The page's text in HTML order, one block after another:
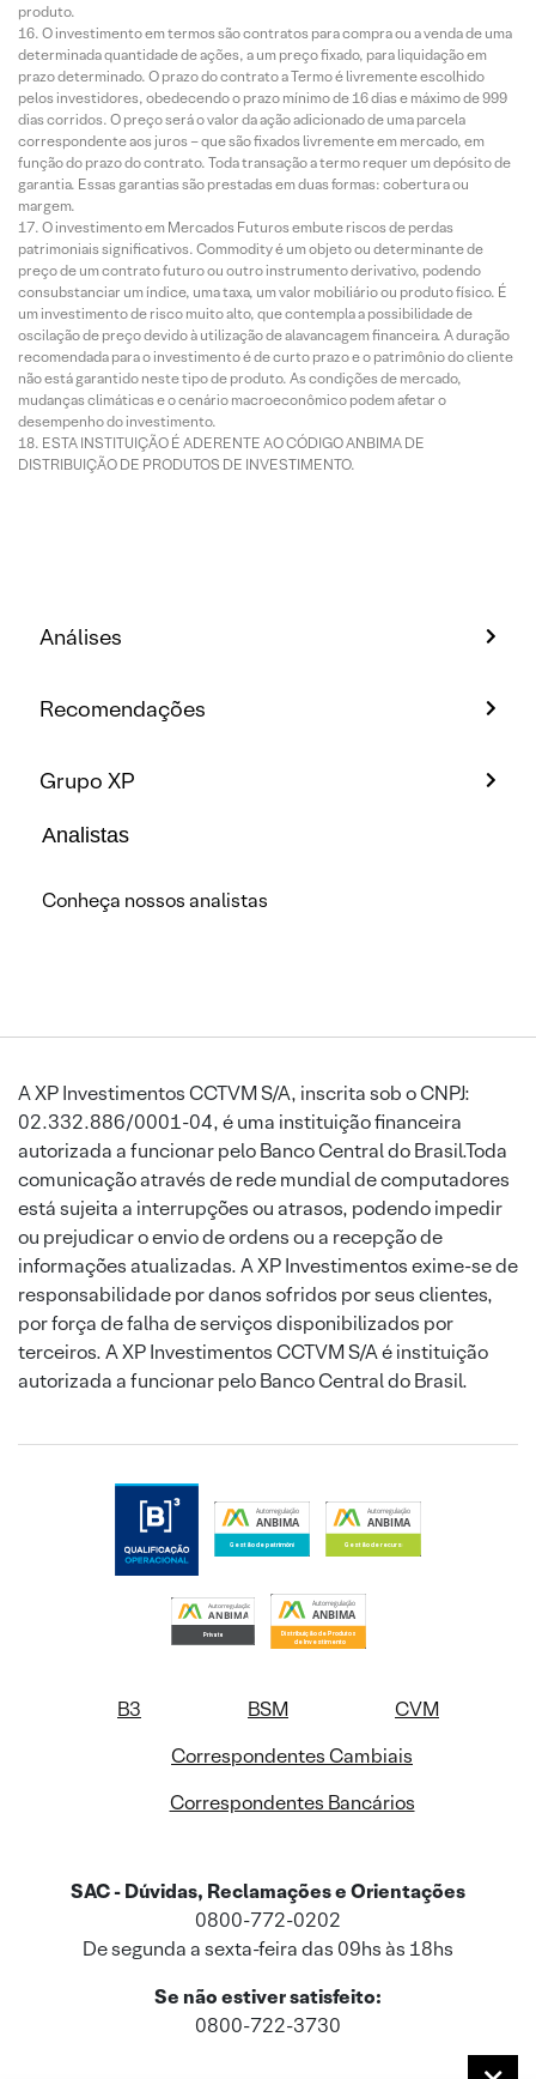
produto.
O investimento em termos são contratos para compra ou a venda de uma
determinada quantidade de ações, a um preço fixado, para liquidação em
prazo determinado. O prazo do contrato a Termo é livremente escolhido
pelos investidores, obedecendo o prazo mínimo de 16 dias e máximo de 999
dias corridos. O preço será o valor da ação adicionado de uma parcela
correspondente aos juros – que são fixados livremente em mercado, em
função do prazo do contrato. Toda transação a termo requer um depósito de
garantia. Essas garantias são prestadas em duas formas: cobertura ou
margem.
O investimento em Mercados Futuros embute riscos de perdas
patrimoniais significativos. Commodity é um objeto ou determinante de
preço de um contrato futuro ou outro instrumento derivativo, podendo
consubstanciar um índice, uma taxa, um valor mobiliário ou produto físico. É
um investimento de risco muito alto, que contempla a possibilidade de
oscilação de preço devido à utilização de alavancagem financeira. A duração
recomendada para o investimento é de curto prazo e o patrimônio do cliente
não está garantido neste tipo de produto. As condições de mercado,
mudanças climáticas e o cenário macroeconômico podem afetar o
desempenho do investimento.
ESTA INSTITUIÇÃO É ADERENTE AO CÓDIGO ANBIMA DE
DISTRIBUIÇÃO DE PRODUTOS DE INVESTIMENTO.
Análises
Recomendações
Grupo XP
Analistas
Conheça nossos analistas
A XP Investimentos CCTVM S/A, inscrita sob o CNPJ:
02.332.886/0001-04, é uma instituição financeira
autorizada a funcionar pelo Banco Central do Brasil.Toda
comunicação através de rede mundial de computadores
está sujeita a interrupções ou atrasos, podendo impedir
ou prejudicar o envio de ordens ou a recepção de
informações atualizadas. A XP Investimentos exime-se de
responsabilidade por danos sofridos por seus clientes,
por força de falha de serviços disponibilizados por
terceiros. A XP Investimentos CCTVM S/A é instituição
autorizada a funcionar pelo Banco Central do Brasil.
B3 BSM
CVM
Correspondentes Cambiais
Correspondentes Bancários
SAC - Dúvidas, Reclamações e Orientações
0800-772-0202
De segunda a sexta-feira das 09hs às 18hs
Se não estiver satisfeito:
0800-722-3730